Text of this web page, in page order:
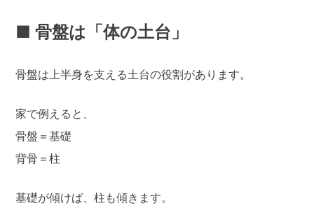
■ 骨盤は「体の土台」
骨盤は上半身を支える土台の役割があります。
家で例えると、
骨盤＝基礎
背骨＝柱
基礎が傾けば、柱も傾きます。